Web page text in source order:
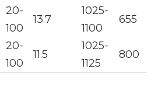
20-
100
13.7
1025-
1100
655
20-
100
11.5
1025-
1125
800